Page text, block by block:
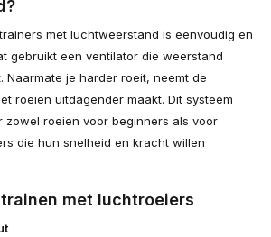
met luchtweerstand is eenvoudig en
gebruikt een ventilator die weerstand
Naarmate je harder roeit, neemt de
roeien uitdagender maakt. Dit systeem
zowel roeien voor beginners als voor
die hun snelheid en kracht willen
met luchtroeiers